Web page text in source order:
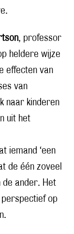
, professor
heldere wijze
effecten van
van
naar kinderen
uit het
iemand ‘een
de één zoveel
de ander. Het
op